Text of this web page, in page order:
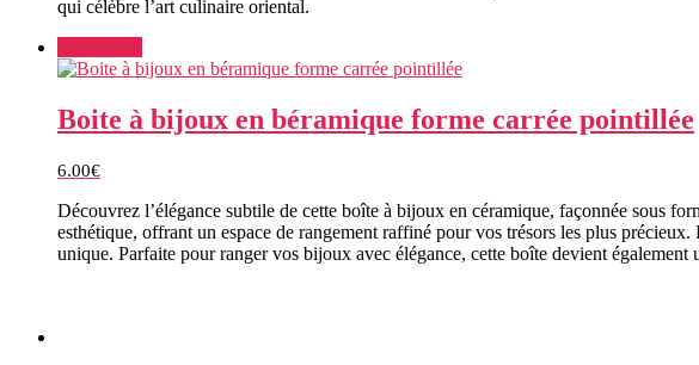
qui célèbre l’art culinaire oriental.
Boite à bijoux en béramique forme carrée pointillée
6.00€
Découvrez l’élégance subtile de cette boîte à bijoux en céramique, façonnée sous
esthétique, offrant un espace de rangement raffiné pour vos trésors les plus
unique. Parfaite pour ranger vos bijoux avec élégance, cette boîte devient